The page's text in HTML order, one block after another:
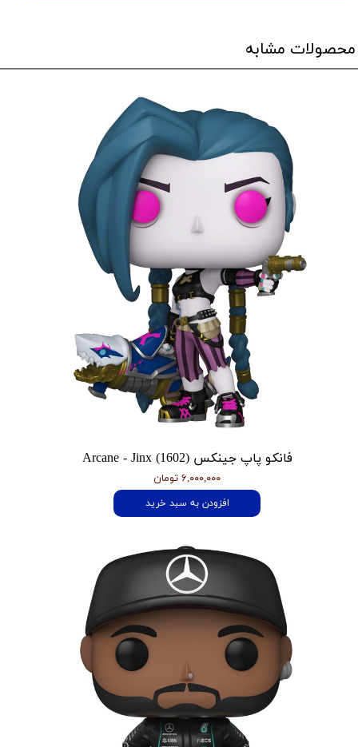
محصولات مشابه
فانکو پاپ جینکس Arcane - Jinx (1602)
۶,۰۰۰,۰۰۰ تومان
افزودن به سبد خرید